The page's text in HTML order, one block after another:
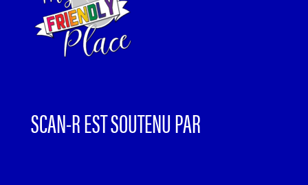
SCAN-R EST SOUTENU PAR